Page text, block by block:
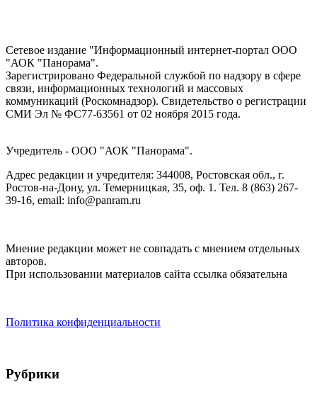
Сетевое издание "Информационный интернет-портал ООО
"АОК "Панорама".
Зарегистрировано Федеральной службой по надзору в сфере
связи, информационных технологий и массовых
коммуникаций (Роскомнадзор). Cвидетельство о регистрации
СМИ Эл № ФС77-63561 от 02 ноября 2015 года.
Учредитель - ООО "АОК "Панорама".
Адрес редакции и учредителя: 344008, Ростовская обл., г.
Ростов-на-Дону, ул. Темерницкая, 35, оф. 1. Тел. 8 (863) 267-
39-16, email: info@panram.ru
Мнение редакции может не совпадать с мнением отдельных
авторов.
При использовании материалов сайта ссылка обязательна
Политика конфиденциальности
Рубрики